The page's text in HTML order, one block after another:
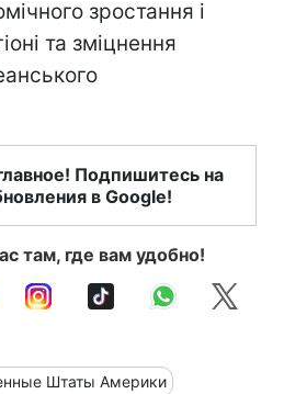
зростання і
та зміцнення
Подпишитесь на
в Google!
там, где вам удобно!
Штаты Америки